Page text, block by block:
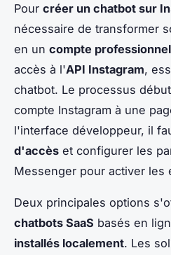
Pour créer un chatbot sur
nécessaire de transformer
en un compte professionnel
accès à l'API Instagram,
chatbot. Le processus
compte Instagram à une
l'interface développeur, il
d'accès et configurer les
Messenger pour activer les
Deux principales options
chatbots SaaS basés en
installés localement. Les